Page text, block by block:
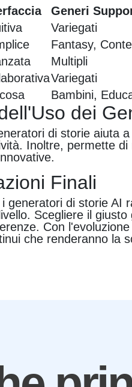
Generi
Variegati
Fantasy,
Multipli
Variegati
Bambini,
dei
di storie aiuta
Inoltre, permette
Finali
generatori di storie AI
Scegliere il
Con
che renderanno la